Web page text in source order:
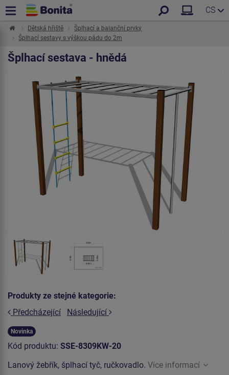
CS
Dětská hřiště
Šplhací a balanční prvky
Šplhací sestavy s výškou pádu do 2m
Šplhací sestava - hnědá
Produkty ze stejné kategorie:
Předcházející
Následující
Novinka
Kód produktu: SSE-8309KW-20
Lanový žebřík, šplhací tyč, ručkovadlo. Více informací